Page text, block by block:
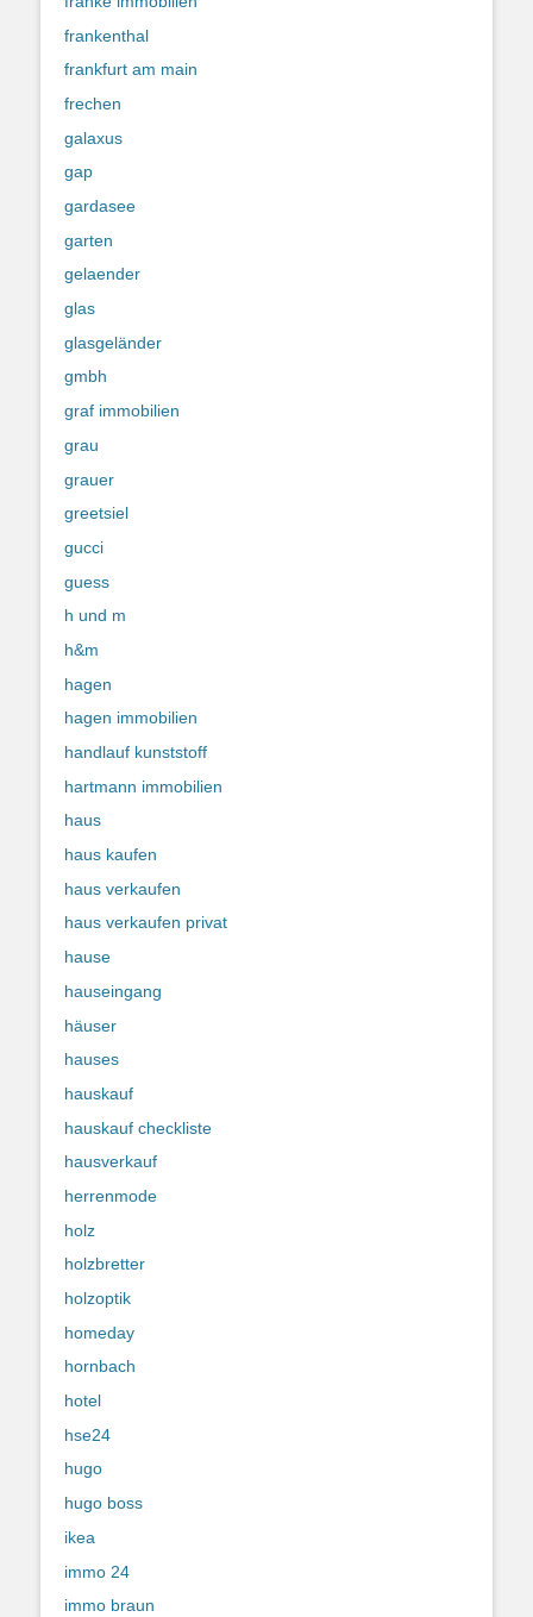
frankenthal
frankfurt am main
frechen
galaxus
gap
gardasee
garten
gelaender
glas
glasgeländer
gmbh
graf immobilien
grau
grauer
greetsiel
gucci
guess
h und m
h&m
hagen
hagen immobilien
handlauf kunststoff
hartmann immobilien
haus
haus kaufen
haus verkaufen
haus verkaufen privat
hause
hauseingang
häuser
hauses
hauskauf
hauskauf checkliste
hausverkauf
herrenmode
holz
holzbretter
holzoptik
homeday
hornbach
hotel
hse24
hugo
hugo boss
ikea
immo 24
immo braun